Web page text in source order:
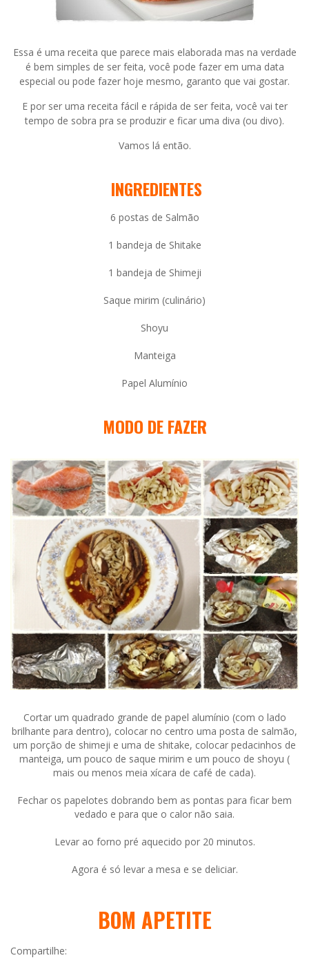
Essa é uma receita que parece mais elaborada mas na verdade
é bem simples de ser feita, você pode fazer em uma data
especial ou pode fazer hoje mesmo, garanto que vai gostar.
E por ser uma receita fácil e rápida de ser feita, você vai ter
tempo de sobra pra se produzir e ficar uma diva (ou divo).
Vamos lá então.
INGREDIENTES
6 postas de Salmão
1 bandeja de Shitake
1 bandeja de Shimeji
Saque mirim (culinário)
Shoyu
Manteiga
Papel Alumínio
MODO DE FAZER
Cortar um quadrado grande de papel alumínio (com o lado
brilhante para dentro), colocar no centro uma posta de salmão,
um porção de shimeji e uma de shitake, colocar pedacinhos de
manteiga, um pouco de saque mirim e um pouco de shoyu (
mais ou menos meia xícara de café de cada).
Fechar os papelotes dobrando bem as pontas para ficar bem
vedado e para que o calor não saia.
Levar ao forno pré aquecido por 20 minutos.
Agora é só levar a mesa e se deliciar.
BOM APETITE
Compartilhe: